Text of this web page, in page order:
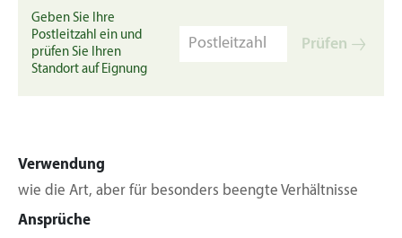
Geben Sie Ihre
Postleitzahl ein und
prüfen Sie Ihren
Standort auf Eignung
Prüfen
Verwendung
wie die Art, aber für besonders beengte Verhältnisse
Ansprüche